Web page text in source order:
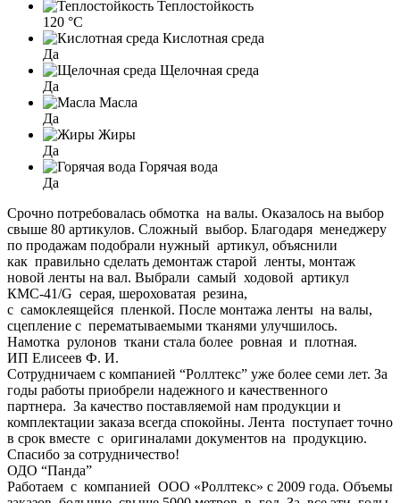
Теплостойкость
120 °C
Кислотная среда
Да
Щелочная среда
Да
Масла
Да
Жиры
Да
Горячая вода
Да
Срочно потребовалась обмотка на валы. Оказалось на выбор
свыше 80 артикулов. Сложный выбор. Благодаря менеджеру
по продажам подобрали нужный артикул, объяснили
как правильно сделать демонтаж старой ленты, монтаж
новой ленты на вал. Выбрали самый ходовой артикул
КМС-41/G серая, шероховатая резина,
с самоклеящейся пленкой. После монтажа ленты на валы,
сцепление с перематываемыми тканями улучшилось.
Намотка рулонов ткани стала более ровная и плотная.
ИП Елисеев Ф. И.
Сотрудничаем с компанией “Роллтекс” уже более семи лет. За
годы работы приобрели надежного и качественного
партнера. За качество поставляемой нам продукции и
комплектации заказа всегда спокойны. Лента поступает точно
в срок вместе с оригиналами документов на продукцию.
Спасибо за сотрудничество!
ОДО “Панда”
Работаем с компанией ООО «Роллтекс» с 2009 года. Объемы